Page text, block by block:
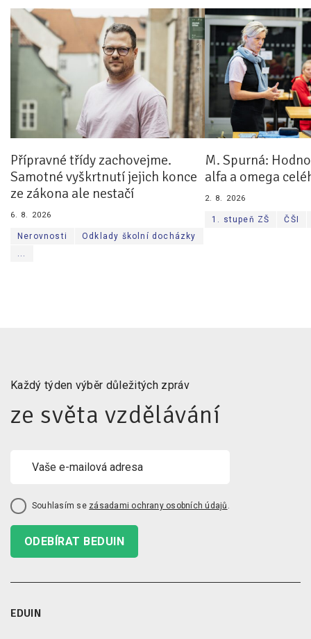
Přípravné třídy zachovejme.
Samotné vyškrtnutí jejich konce
ze zákona ale nestačí
6. 8. 2026
Nerovnosti
Odklady školní docházky
...
M. Spurná:
alfa a omega
2. 8. 2026
1. stupeň ZŠ ČŠI
Každý týden výběr důležitých zpráv
ze světa vzdělávání
Souhlasím se zásadami ochrany osobních údajů .
ODEBÍRAT BEDUIN
EDUIN